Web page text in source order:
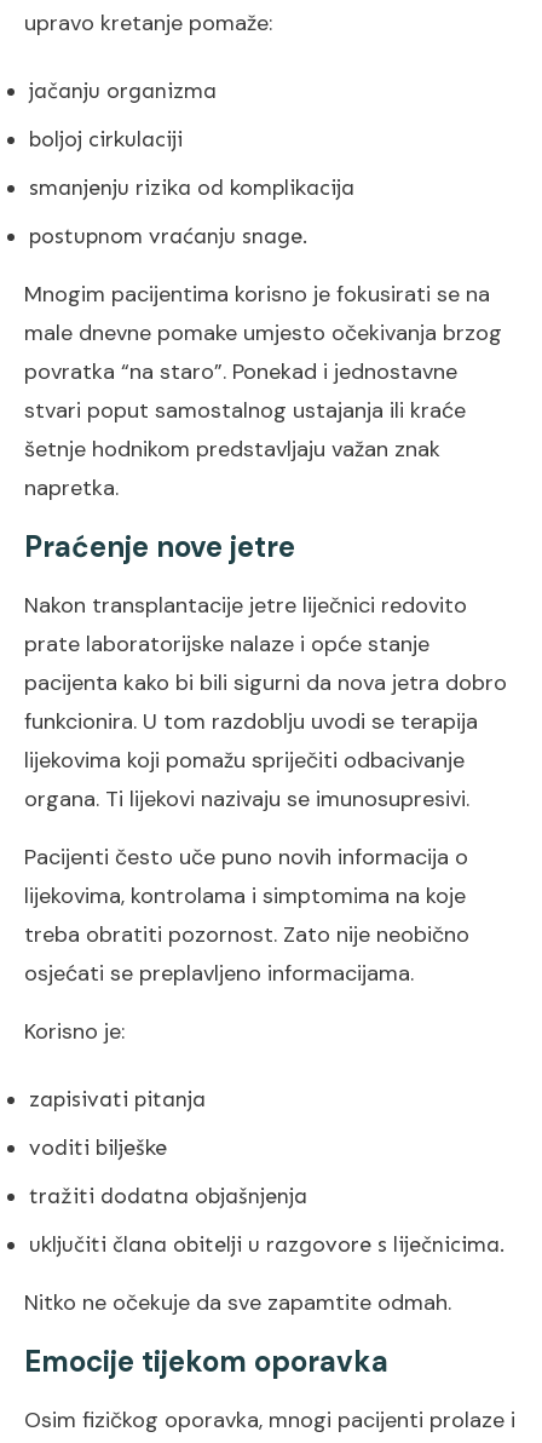
upravo kretanje pomaže:
jačanju organizma
boljoj cirkulaciji
smanjenju rizika od komplikacija
postupnom vraćanju snage.
Mnogim pacijentima korisno je fokusirati se na
male dnevne pomake umjesto očekivanja brzog
povratka “na staro”. Ponekad i jednostavne
stvari poput samostalnog ustajanja ili kraće
šetnje hodnikom predstavljaju važan znak
napretka.
Praćenje nove jetre
Nakon transplantacije jetre liječnici redovito
prate laboratorijske nalaze i opće stanje
pacijenta kako bi bili sigurni da nova jetra dobro
funkcionira. U tom razdoblju uvodi se terapija
lijekovima koji pomažu spriječiti odbacivanje
organa. Ti lijekovi nazivaju se imunosupresivi.
Pacijenti često uče puno novih informacija o
lijekovima, kontrolama i simptomima na koje
treba obratiti pozornost. Zato nije neobično
osjećati se preplavljeno informacijama.
Korisno je:
zapisivati pitanja
voditi bilješke
tražiti dodatna objašnjenja
uključiti člana obitelji u razgovore s liječnicima.
Nitko ne očekuje da sve zapamtite odmah.
Emocije tijekom oporavka
Osim fizičkog oporavka, mnogi pacijenti prolaze i